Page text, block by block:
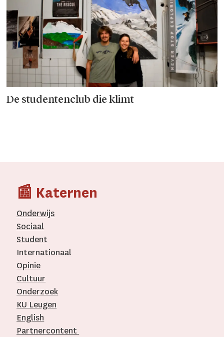
De studentenclub die klimt
📰 Katernen
Onderwijs
Sociaal
Student
Internationaal­
Opinie
Cultuur
Onderzoek
KU Leugen
English
Partnercontent